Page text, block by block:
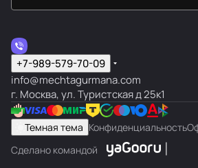
+7-989-579-70-09
info@mechtagurmana.com
г. Москва, ул. Туристская д 25к1
Темная тема Конфиденциальность
Сделано командой